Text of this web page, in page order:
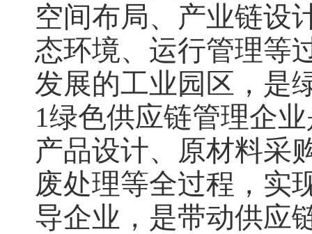
空间布局、产业链设
态环境、运行管理等
发展的工业园区，是
1绿色供应链管理企
产品设计、原材料采
废处理等全过程，实
导企业，是带动供应